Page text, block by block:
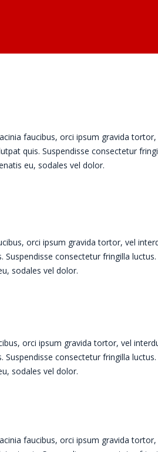
faucibus, orci ipsum gravida tortor,
quis. Suspendisse consectetur
eu, sodales vel dolor.
orci ipsum gravida tortor, vel
consectetur fringilla luctus.
sodales vel dolor.
orci ipsum gravida tortor, vel
consectetur fringilla luctus.
sodales vel dolor.
faucibus, orci ipsum gravida tortor,